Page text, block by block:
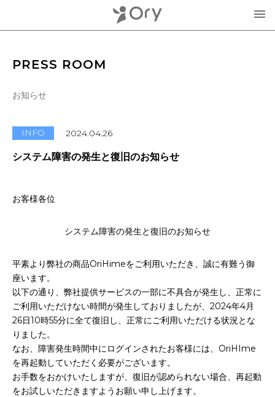
分身ロボットOriHime
意思伝達装置
オリィ研究所について
会社概要
アクセス
ヒストリー
アクセス
PRESS ROOM
お知らせ
INFO 2024.04.26
システム障害の発生と復旧のお知らせ
お客様各位
システム障害の発生と復旧のお知らせ
平素より弊社の商品OriHimeをご利用いただき、誠に有難う御
座います。
以下の通り、弊社提供サービスの一部に不具合が発生し、正常に
ご利用いただけない時間が発生しておりましたが、2024年4月
26日10時55分に全て復旧し、正常にご利用いただける状況とな
りました。
なお、障害発生時間中にログインされたお客様には、OriHIme
を再起動していただく必要がございます。
お手数をおかけいたしますが、復旧が認められない場合、再起動
をお試しいただきますようお願い申し上げます。